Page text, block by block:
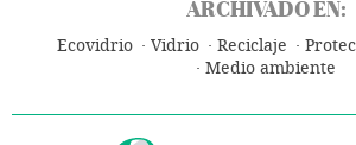
ARCHIVADO EN:
Ecovidrio Vidrio Reciclaje
Medio ambiente